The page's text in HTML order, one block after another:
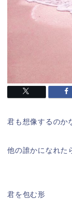
君も想像するのか
他の誰かになれた
君を包む形